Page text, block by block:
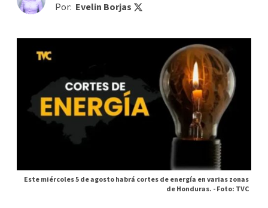
Por: Evelin Borjas
Este miércoles 5 de agosto habrá cortes de energía en varias zonas
de Honduras. -Foto: TVC